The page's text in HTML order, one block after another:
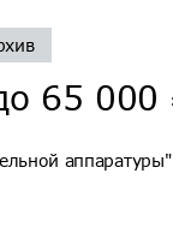
65 000